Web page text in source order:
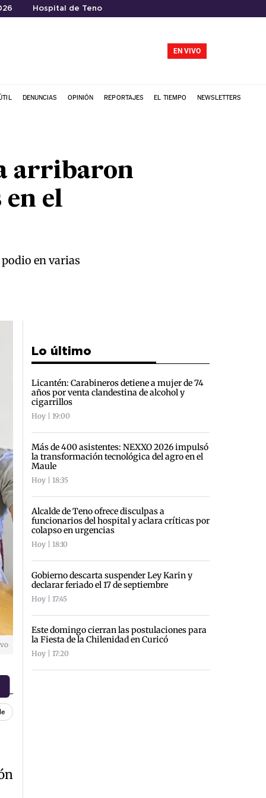
Hospital de Teno
EN VIVO
DENUNCIAS OPINIÓN REPORTAJES EL TIEMPO NEWSLETTERS
arribaron
el
en varias
Lo último
Licantén: Carabineros detiene a mujer de 74
años por venta clandestina de alcohol y
cigarrillos
Hoy | 19:00
Más de 400 asistentes: NEXXO 2026 impulsó
la transformación tecnológica del agro en el
Maule
Hoy | 18:35
Alcalde de Teno ofrece disculpas a
funcionarios del hospital y aclara críticas por
colapso en urgencias
Hoy | 18:10
Gobierno descarta suspender Ley Karin y
declarar feriado el 17 de septiembre
Hoy | 17:45
Este domingo cierran las postulaciones para
la Fiesta de la Chilenidad en Curicó
Hoy | 17:20